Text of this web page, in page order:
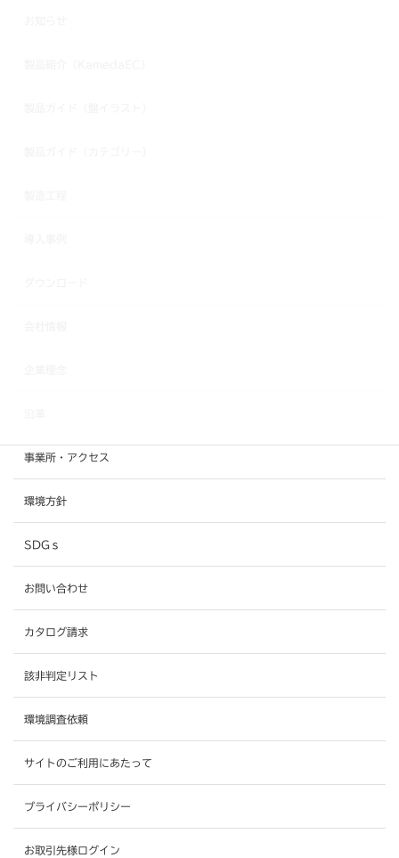
事業所・アクセス
環境方針
SDGｓ
お問い合わせ
カタログ請求
該非判定リスト
環境調査依頼
サイトのご利用にあたって
プライバシーポリシー
お取引先様ログイン